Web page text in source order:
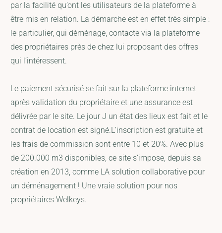
par la facilité qu’ont les utilisateurs de la plateforme à
être mis en relation. La démarche est en effet très simple :
le particulier, qui déménage, contacte via la plateforme
des propriétaires près de chez lui proposant des offres
qui l’intéressent.
Le paiement sécurisé se fait sur la plateforme internet
après validation du propriétaire et une assurance est
délivrée par le site. Le jour J un état des lieux est fait et le
contrat de location est signé.L’inscription est gratuite et
les frais de commission sont entre 10 et 20%. Avec plus
de 200.000 m3 disponibles, ce site s’impose, depuis sa
création en 2013, comme LA solution collaborative pour
un déménagement ! Une vraie solution pour nos
propriétaires Welkeys.